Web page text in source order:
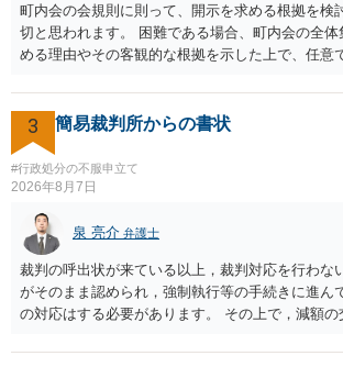
町内会の会規則に則って、開示を求める根拠を検
切と思われます。 困難である場合、町内会の全
める理由やその客観的な根拠を示した上で、任意
法律事務所での相談を検討ください。
3 簡易裁判所からの書状
#行政処分の不服申立て
2026年8月7日
泉 亮介 弁護士
裁判の呼出状が来ている以上，裁判対応を行わな
がそのまま認められ，強制執行等の手続きに進ん
の対応はする必要があります。 その上で，減額
ととなるかと思われます。 個別のご相談を希望